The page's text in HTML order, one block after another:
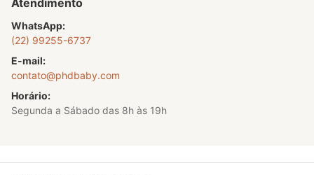
Atendimento
WhatsApp:
(22) 99255-6737
E-mail:
contato@phdbaby.com
Horário:
Segunda a Sábado das 8h às 19h